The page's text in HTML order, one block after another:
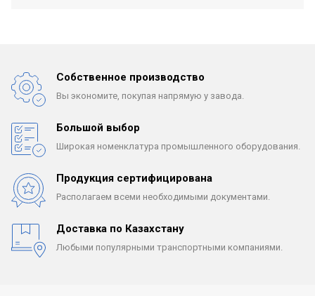
Собственное производство
Вы экономите, покупая напрямую у завода.
Большой выбор
Широкая номенклатура промышленного оборудования.
Продукция сертифицирована
Располагаем всеми необходимыми документами.
Доставка по Казахстану
Любыми популярными транспортными компаниями.